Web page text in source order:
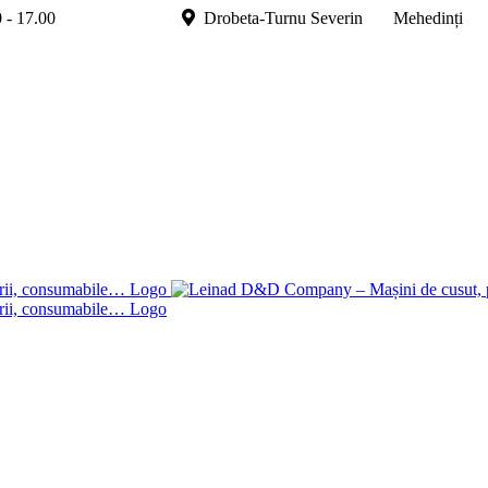
- 17.00 Drobeta-Turnu Severin Mehedinți